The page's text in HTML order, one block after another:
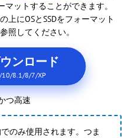
ットすることができます。
上にOSとSSDをフォーマット
照してください。
ンロード
10/8.1/8/7/XP
つ高速
のみ使用されます。つま